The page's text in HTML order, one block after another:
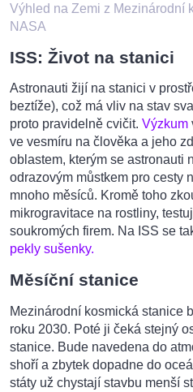
Výhled na Zemi z Mezinárodní
NASA
ISS: Život na stanici
Astronauti žijí na stanici v
beztíže), což má vliv na stav
proto pravidelně cvičit. Výzkum
ve vesmíru na člověka a jeho
oblastem, kterým se astronauti
odrazovým můstkem pro cesty
mnoho měsíců. Kromě toho
mikrogravitace na rostliny,
soukromých firem. Na ISS se
pekly sušenky.
Měsíční stanice
Mezinárodní kosmická stanice
roku 2030. Poté ji čeká stejný
stanice. Bude navedena do
shoří a zbytek dopadne do
státy už chystají stavbu menší